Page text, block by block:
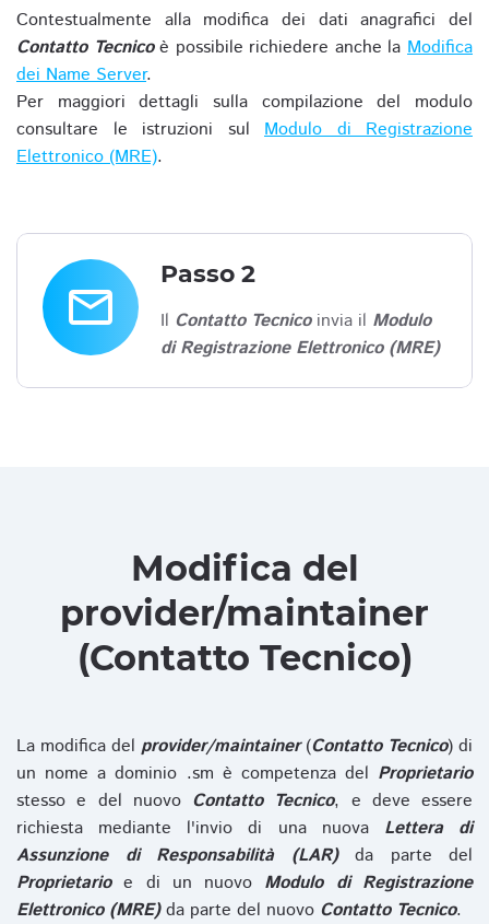
Contestualmente alla modifica dei dati anagrafici del
Contatto Tecnicoè possibile richiedere anche laModifica
dei Name Server.
Per maggiori dettagli sulla compilazione del modulo
consultare le istruzioni sul Modulo di Registrazione
Elettronico (MRE).
email
Passo 2
Il Contatto Tecnicoinvia il Modulo
di Registrazione Elettronico (MRE)
Modifica del
provider/maintainer
(Contatto Tecnico)
La modifica del provider/maintainer(Contatto Tecnico) di
un nome a dominio .sm è competenza del Proprietario
stesso e del nuovo Contatto Tecnico, e deve essere
richiesta mediante l'invio di una nuova Lettera di
Assunzione di Responsabilità (LAR)da parte del
Proprietarioe di un nuovo Modulo di Registrazione
Elettronico (MRE)da parte del nuovo Contatto Tecnico.